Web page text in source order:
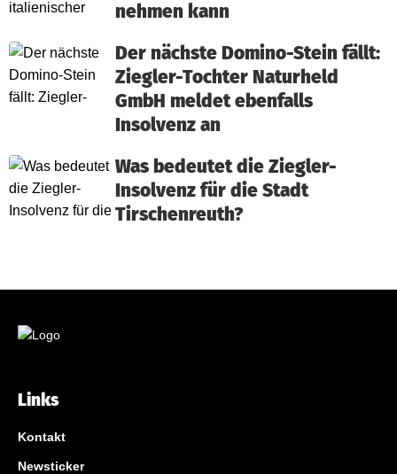
nehmen kann
Der nächste Domino-Stein fällt:
Ziegler-Tochter Naturheld
GmbH meldet ebenfalls
Insolvenz an
Was bedeutet die Ziegler-
Insolvenz für die Stadt
Tirschenreuth?
Links
Kontakt
Newsticker